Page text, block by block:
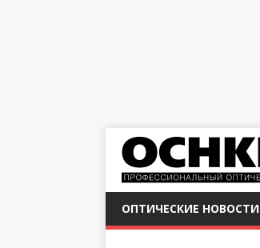
ОПТИЧЕСКИЕ НОВОСТИ